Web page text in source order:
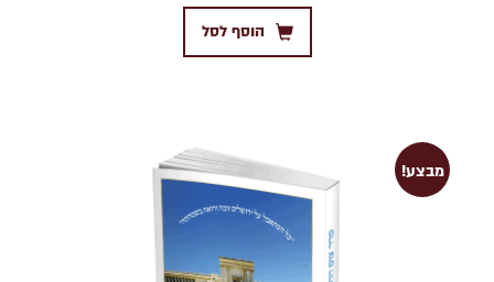
הוסף לסל
מבצע!